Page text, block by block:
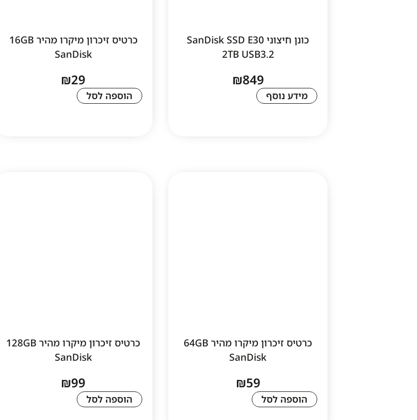
כונן חיצוני SanDisk SSD E30
2TB USB3.2
₪849
מידע נוסף
כרטיס זיכרון מיקרו מהיר 16GB
SanDisk
₪29
הוספה לסל
כרטיס זיכרון מיקרו מהיר 64GB
SanDisk
₪59
הוספה לסל
כרטיס זיכרון מיקרו מהיר 128GB
SanDisk
₪99
הוספה לסל